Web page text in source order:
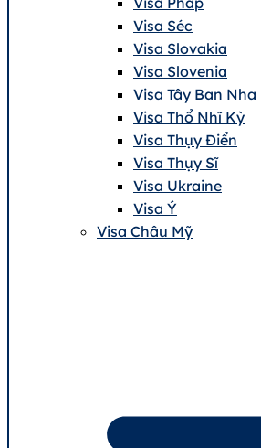
Visa Séc
Visa Slovakia
Visa Slovenia
Visa Tây Ban Nha
Visa Thổ Nhĩ Kỳ
Visa Thụy Điển
Visa Thụy Sĩ
Visa Ukraine
Visa Ý
Visa Châu Mỹ